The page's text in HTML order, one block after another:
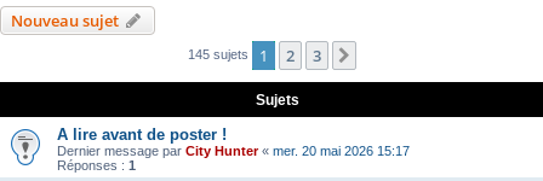
Nouveau sujet
145 sujets 1 2 3
Sujets
A lire avant de poster !
Dernier message par City Hunter« mer. 20 mai 2026 15:17
Réponses : 1